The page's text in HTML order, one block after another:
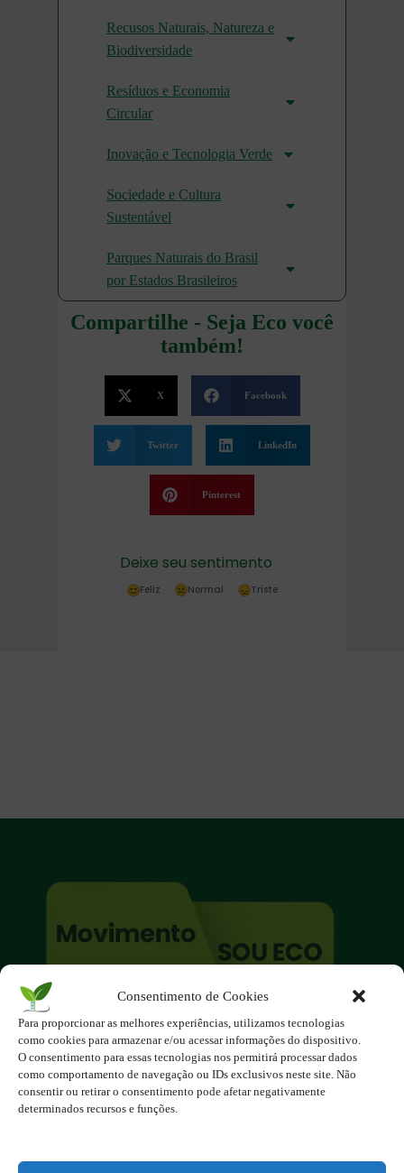
Consentimento de Cookies
Para proporcionar as melhores experiências, utilizamos tecnologias
como cookies para armazenar e/ou acessar informações do dispositivo.
O consentimento para essas tecnologias nos permitirá processar dados
como comportamento de navegação ou IDs exclusivos neste site. Não
consentir ou retirar o consentimento pode afetar negativamente
determinados recursos e funções.
Recusos Naturais, Natureza e
Biodiversidade
Resíduos e Economia
Circular
Inovação e Tecnologia Verde
Sociedade e Cultura
Sustentável
Parques Naturais do Brasil
por Estados Brasileiros
Compartilhe - Seja Eco você
também!
X Facebook
Twitter LinkedIn
Pinterest
Deixe seu sentimento
Feliz Normal Triste
O site é um movimento ambientalista!
Participe você também!
Podemos fazer muito
se nos unirmos!
Inscreva-se na Newsletter